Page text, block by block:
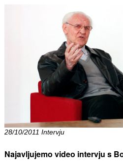
28/10/2011 Intervju
Najavljujemo video intervju s